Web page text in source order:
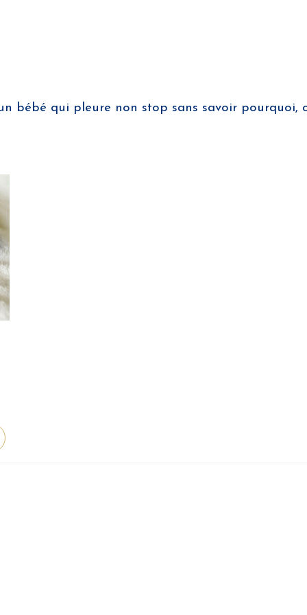
bébé qui pleure non stop sans savoir pourquoi,